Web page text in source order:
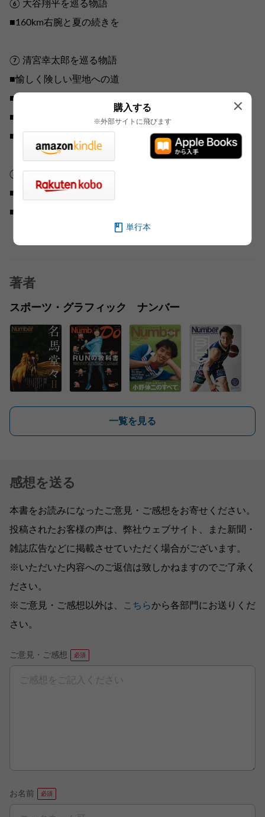
⑥ 大谷翔平を巡る物語
■160km右腕と夏の続きを
⑦ 清宮幸太郎を巡る物語
■愉しく険しい聖地への道
■新主将としての決意 あの打席を忘れない
■帰ってきた怪物 新たな歴史を創りたい
■怪物スラッガー比較 清宮とゴジラの共通点
⑧ 江川卓を巡る物語
■甲子園は幻のように 1973年 作新学院vs.柳川商
■怪物・江川卓に挑んだ男たち
著者
スポーツ・グラフィック ナンバー
一覧を見る
感想を送る
本書をお読みになったご意見・ご感想をお寄せください。
投稿されたお客様の声は、弊社ウェブサイト、また新聞・
雑誌広告などに掲載させていただく場合がございます。
※いただいた内容へのご返信は致しかねますのでご了承く
ださい。
※ご意見・ご感想以外は、
こちらから各部門にお送りくだ
さい。
ご意見・ご感想
お名前
購入する
※外部サイトに飛びます
単行本